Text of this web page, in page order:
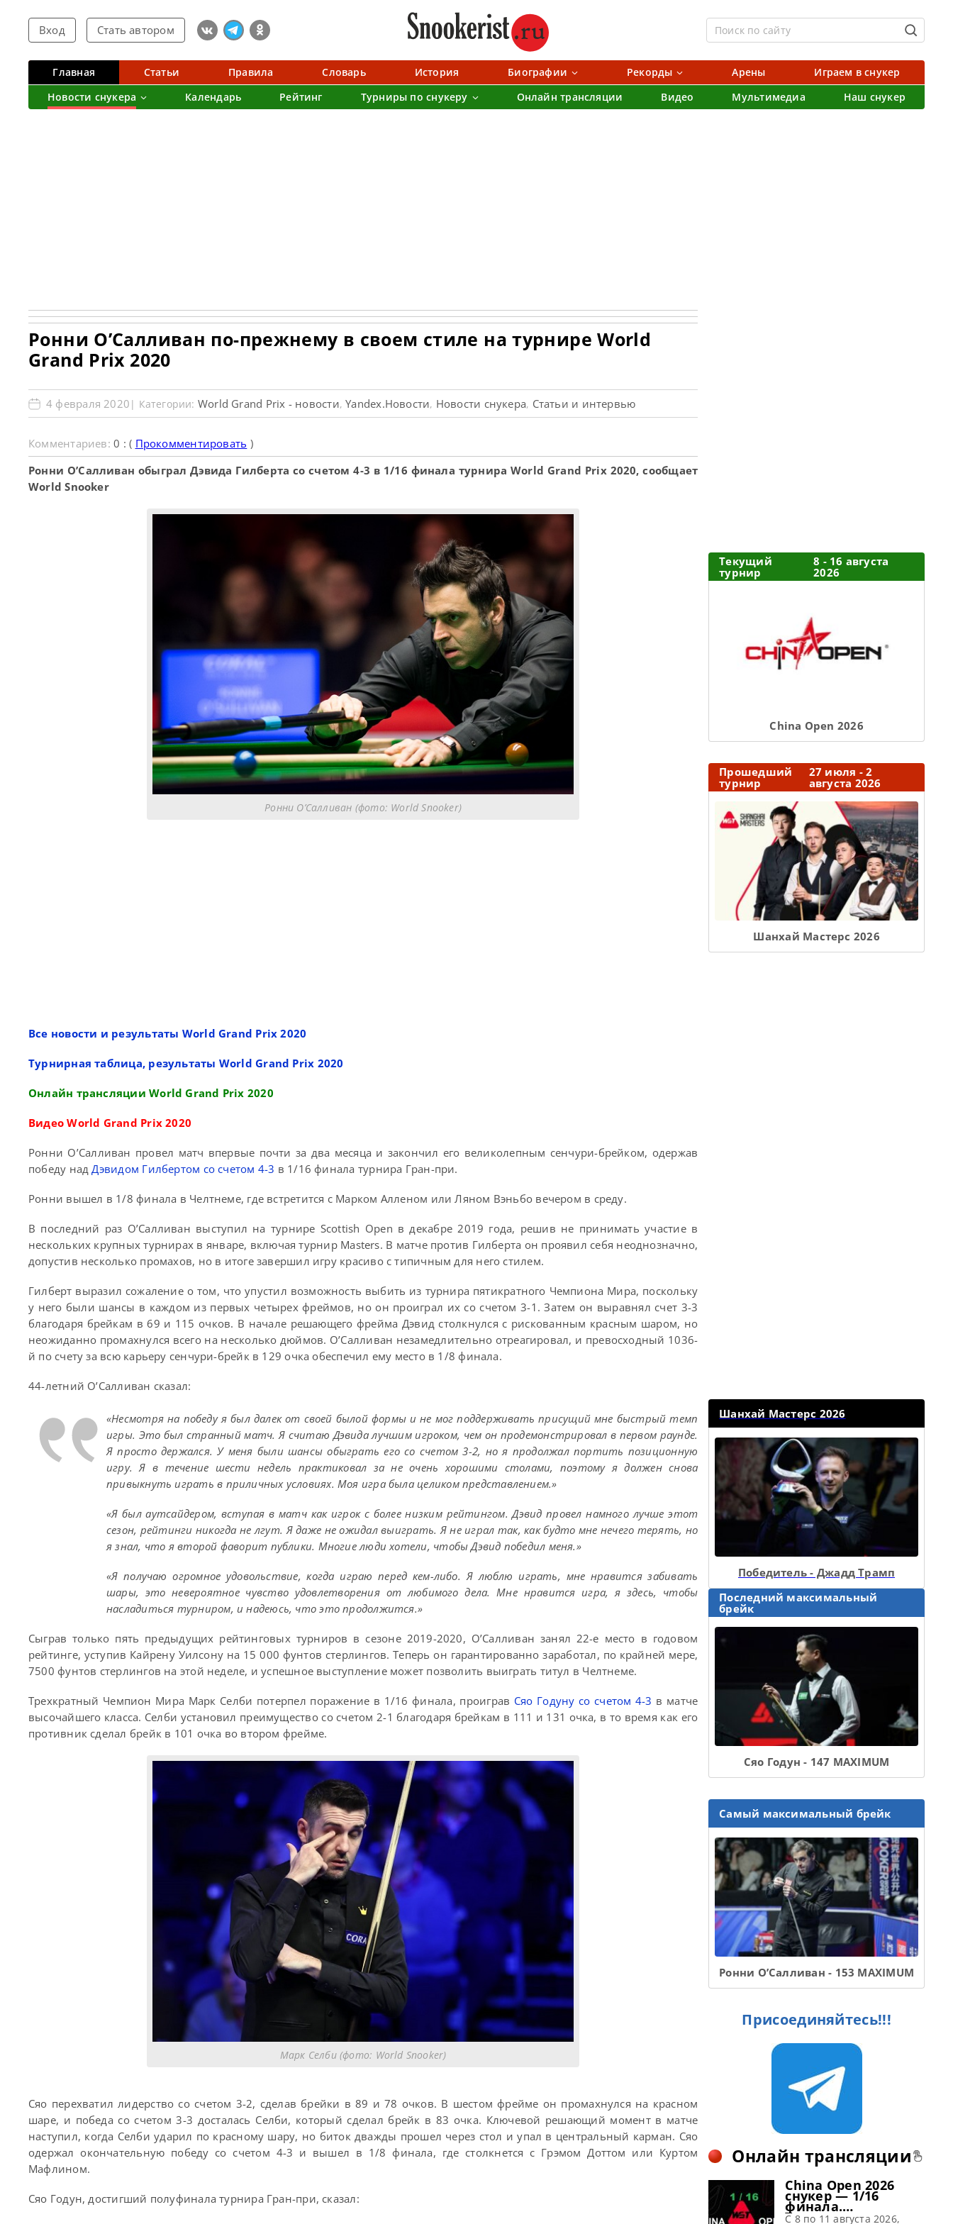
Вход Стать автором
Главная Статьи Правила Словарь История Биографии Рекорды Арены
Играем в снукер
Новости снукера
Календарь Рейтинг Турниры по снукеру Онлайн трансляции Видео Мультимедиа Наш снукер
Ронни О’Салливан по-прежнему в своем стиле на турнире World
Grand Prix 2020
4 февраля 2020 | Категории: World Grand Prix - новости,Yandex.Новости, Новости снукера, Статьи и интервью
Комментариев:0 : ( Прокомментировать )
Ронни О’Салливан обыграл Дэвида Гилберта со счетом 4-3 в 1/16 финала турнира World Grand Prix 2020, сообщает
World Snooker
Ронни О’Салливан (фото: World Snooker)
Все новости и результаты World Grand Prix 2020
Турнирная таблица, результаты World Grand Prix 2020
Онлайн трансляции World Grand Prix 2020
Видео World Grand Prix 2020
Ронни О’Салливан провел матч впервые почти за два месяца и закончил его великолепным сенчури-брейком, одержав
победу надДэвидом Гилбертом со счетом 4-3 в 1/16 финала турнира Гран-при.
Ронни вышел в 1/8 финала в Челтнеме, где встретится с Марком Алленом или Ляном Вэньбо вечером в среду.
В последний раз О’Салливан выступил на турнире Scottish Open в декабре 2019 года, решив не принимать участие в
нескольких крупных турнирах в январе, включая турнир Masters. В матче против Гилберта он проявил себя неоднозначно,
допустив несколько промахов, но в итоге завершил игру красиво с типичным для него стилем.
Гилберт выразил сожаление о том, что упустил возможность выбить из турнира пятикратного Чемпиона Мира, поскольку
у него были шансы в каждом из первых четырех фреймов, но он проиграл их со счетом 3-1. Затем он выравнял счет 3-3
благодаря брейкам в 69 и 115 очков. В начале решающего фрейма Дэвид столкнулся с рискованным красным шаром, но
неожиданно промахнулся всего на несколько дюймов. О’Салливан незамедлительно отреагировал, и превосходный 1036-
й по счету за всю карьеру сенчури-брейк в 129 очка обеспечил ему место в 1/8 финала.
44-летний О’Салливан сказал:
«Несмотря на победу я был далек от своей былой формы и не мог поддерживать присущий мне быстрый темп
игры. Это был странный матч. Я считаю Дэвида лучшим игроком, чем он продемонстрировал в первом раунде.
Я просто держался. У меня были шансы обыграть его со счетом 3-2, но я продолжал портить позиционную
игру. Я в течение шести недель практиковал за не очень хорошими столами, поэтому я должен снова
привыкнуть играть в приличных условиях. Моя игра была целиком представлением.»
«Я был аутсайдером, вступая в матч как игрок с более низким рейтингом. Дэвид провел намного лучше этот
сезон, рейтинги никогда не лгут. Я даже не ожидал выиграть. Я не играл так, как будто мне нечего терять, но
я знал, что я второй фаворит публики. Многие люди хотели, чтобы Дэвид победил меня.»
«Я получаю огромное удовольствие, когда играю перед кем-либо. Я люблю играть, мне нравится забивать
шары, это невероятное чувство удовлетворения от любимого дела. Мне нравится игра, я здесь, чтобы
насладиться турниром, и надеюсь, что это продолжится.»
Сыграв только пять предыдущих рейтинговых турниров в сезоне 2019-2020, О’Салливан занял 22-е место в годовом
рейтинге, уступив Кайрену Уилсону на 15 000 фунтов стерлингов. Теперь он гарантированно заработал, по крайней мере,
7500 фунтов стерлингов на этой неделе, и успешное выступление может позволить выиграть титул в Челтнеме.
Трехкратный Чемпион Мира Марк Селби потерпел поражение в 1/16 финала, проиграв Сяо Годуну со счетом 4-3 в матче
высочайшего класса. Селби установил преимущество со счетом 2-1 благодаря брейкам в 111 и 131 очка, в то время как его
противник сделал брейк в 101 очка во втором фрейме.
Марк Селби (фото: World Snooker)
Сяо перехватил лидерство со счетом 3-2, сделав брейки в 89 и 78 очков. В шестом фрейме он промахнулся на красном
шаре, и победа со счетом 3-3 досталась Селби, который сделал брейк в 83 очка. Ключевой решающий момент в матче
наступил, когда Селби ударил по красному шару, но биток дважды прошел через стол и упал в центральный карман. Сяо
одержал окончательную победу со счетом 4-3 и вышел в 1/8 финала, где столкнется с Грэмом Доттом или Куртом
Мафлином.
Сяо Годун, достигший полуфинала турнира Гран-при, сказал:
Текущий
турнир
8 - 16 августа
2026
Сhina Open 2026
Прошедший
турнир
27 июля - 2
августа 2026
Шанхай Мастерс 2026
Шанхай Мастерс 2026
Победитель - Джадд Трамп
Последний максимальный
брейк
Сяо Годун - 147 MAXIMUM
Самый максимальный брейк
Ронни О’Салливан - 153 MAXIMUM
Присоединяйтесь!!!
Онлайн трансляции
China Open 2026
снукер — 1/16
финала.
Трансляции
C 8 по 11 августа 2026,